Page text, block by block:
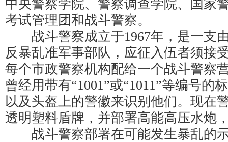
中央警察学院、警察调查学院、国家
考试管理团和战斗警察。
战斗警察成立于1967年，是一支
反暴乱准军事部队，应征入伍者须接
每个市政警察机构配给一个战斗警察
曾经用带有“1001”或“1011”等编号的
以及头盔上的警徽来识别他们。现在
透明塑料盾牌，并部署高能高压水炮
战斗警察部署在可能发生暴乱的